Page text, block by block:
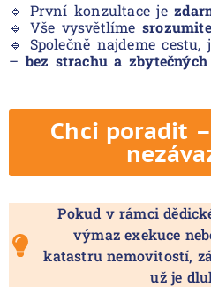
🔹 První konzultace je
🔹 Vše vysvětlíme
🔹 Společně najdeme
–bez strachu a
Chci poradit
Pokud v rámci
výmaz exekuce
katastru nemovitostí,
už je